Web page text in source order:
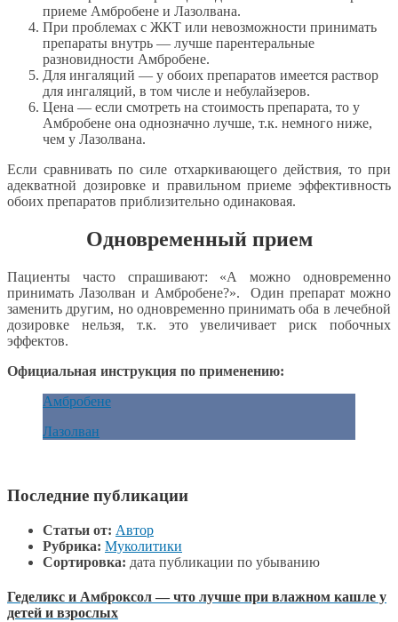
приеме Амбробене и Лазолвана.
При проблемах с ЖКТ или невозможности принимать
препараты внутрь — лучше парентеральные
разновидности Амбробене.
Для ингаляций — у обоих препаратов имеется раствор
для ингаляций, в том числе и небулайзеров.
Цена — если смотреть на стоимость препарата, то у
Амбробене она однозначно лучше, т.к. немного ниже,
чем у Лазолвана.
Если сравнивать по силе отхаркивающего действия, то при
адекватной дозировке и правильном приеме эффективность
обоих препаратов приблизительно одинаковая.
Одновременный прием
Пациенты часто спрашивают: «А можно одновременно
принимать Лазолван и Амбробене?». Один препарат можно
заменить другим, но одновременно принимать оба в лечебной
дозировке нельзя, т.к. это увеличивает риск побочных
эффектов.
Официальная инструкция по применению:
Амбробене
Лазолван
Последние публикации
Статьи от: Автор
Рубрика: Муколитики
Сортировка: дата публикации по убыванию
Геделикс и Амброксол — что лучше при влажном кашле у
детей и взрослых